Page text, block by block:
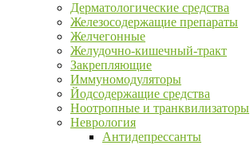
Дерматологические средства
Железосодержащие препараты
Желчегонные
Желудочно-кишечный-тракт
Закрепляющие
Иммуномодуляторы
Йодсодержащие средства
Ноотропные и транквилизаторы
Неврология
Антидепрессанты